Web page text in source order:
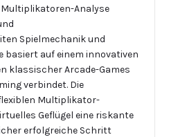
Analyse
Spielmechanik und
basiert auf einem innovativen
klassischer Arcade-Games
verbindet. Die
Multiplikator-
Geflügel eine riskante
erfolgreiche Schritt